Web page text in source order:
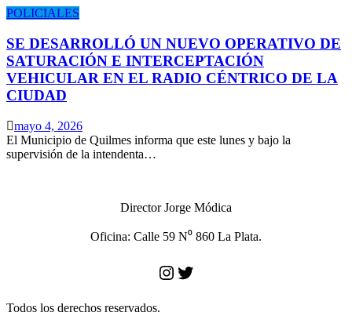
POLICIALES
SE DESARROLLÓ UN NUEVO OPERATIVO DE
SATURACIÓN E INTERCEPTACIÓN
VEHICULAR EN EL RADIO CÉNTRICO DE LA
CIUDAD
mayo 4, 2026
El Municipio de Quilmes informa que este lunes y bajo la
supervisión de la intendenta…
Director Jorge Módica
Oficina: Calle 59 N⁰ 860 La Plata.
Instagram
Twitter
Todos los derechos reservados.